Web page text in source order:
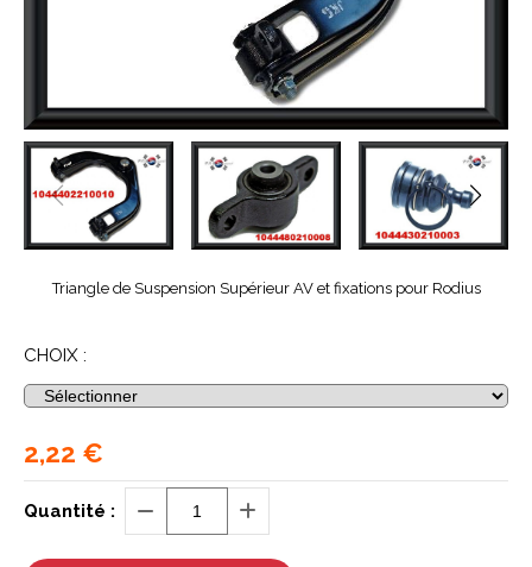
Triangle de Suspension Supérieur AV et fixations pour Rodius
CHOIX :
2,22 €
Quantité :